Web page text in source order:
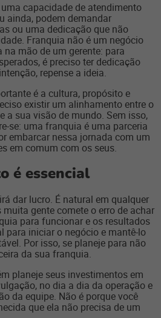
capacidade de atendimento
ainda, podem demandar
ou uma dedicação que não
Franquia não é um negócio
na mão de um gerente: para
é preciso ter dedicação
repense a ideia.
é a cultura, propósito e
existir um alinhamento entre o
a sua visão de mundo. Sem isso,
se: uma franquia é uma parceria
embarcar nessa jornada com um
em comum com os seus.
é essencial
dar lucro. É natural em qualquer
gente comete o erro de achar
para funcionar e os resultados
para iniciar o negócio e mantê-lo
Por isso, se planeje para não
da sua franquia.
planeje seus investimentos em
no dia a dia da operação e
da equipe. Não é porque você
que ela não precisa de um